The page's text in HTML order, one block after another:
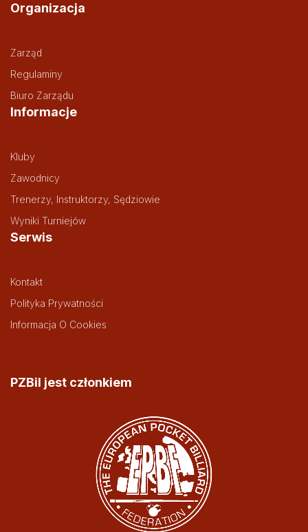
Organizacja
Zarząd
Regulaminy
Biuro Zarządu
Informacje
Kluby
Zawodnicy
Trenerzy, Instruktorzy, Sędziowie
Wyniki Turniejów
Serwis
Kontakt
Polityka Prywatności
Informacja O Cookies
PZBil jest członkiem